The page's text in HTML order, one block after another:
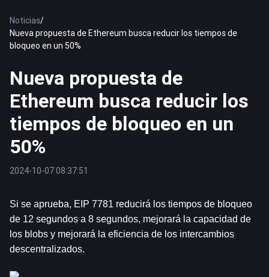
Noticias/
Nueva propuesta de Ethereum busca reducir los tiempos de
bloqueo en un 50%
Nueva propuesta de
Ethereum busca reducir los
tiempos de bloqueo en un
50%
2024-10-07 08:37:51
Si se aprueba, EIP 7781 reducirá los tiempos de bloqueo
de 12 segundos a 8 segundos, mejorará la capacidad de
los blobs y mejorará la eficiencia de los intercambios
descentralizados.